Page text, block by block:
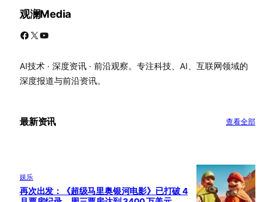
观澜Media
Facebook X YouTube
AI技术 · 深度资讯 · 前沿观察。专注科技、AI、互联网领域的
深度报道与前沿资讯。
最新资讯 查看全部
娱乐
再次出发：《超级马里奥银河电影》已打破 4